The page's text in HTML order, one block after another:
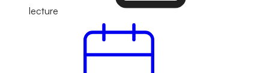
lecture